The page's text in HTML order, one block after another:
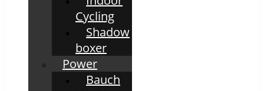
Cycling
Shadow
boxer
Power
Bauch